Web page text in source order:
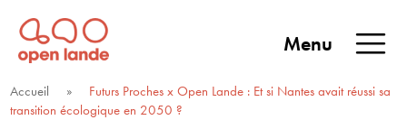
Aller
directement
au
contenu
TERRITOIRES
Open Lande
Entreprises & territoires
Menu
Accueil »
Futurs Proches x Open Lande : Et si Nantes avait réussi sa
transition écologique en 2050 ?